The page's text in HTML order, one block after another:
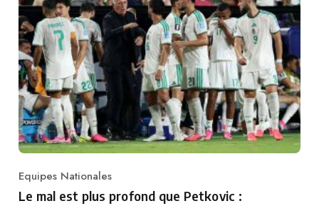
Category
Equipes Nationales
Le mal est plus profond que Petkovic :